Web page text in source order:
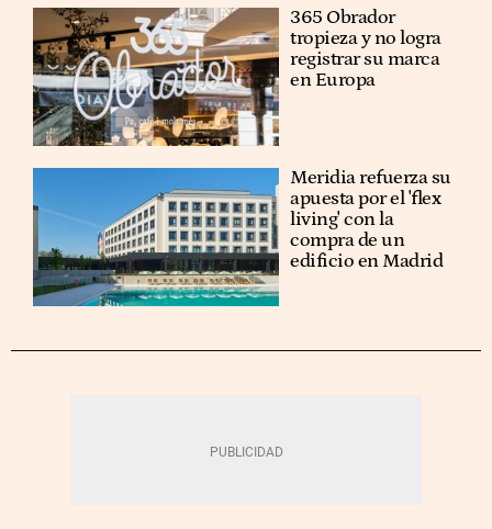
365 Obrador
tropieza y no logra
registrar su marca
en Europa
Meridia refuerza su
apuesta por el 'flex
living' con la
compra de un
edificio en Madrid